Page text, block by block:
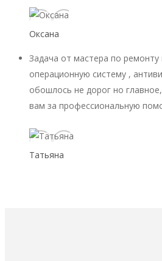
Оксана
Задача от мастера по
операционную систему ,
обошлось не дорог но
вам за профессиональную
Татьяна